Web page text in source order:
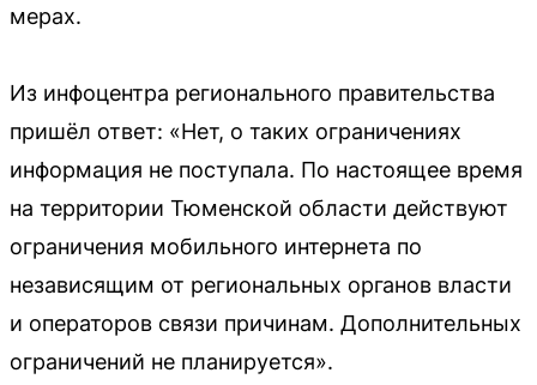
мерах.
Из инфоцентра регионального правительства
пришёл ответ: «Нет, о таких ограничениях
информация не поступала. По настоящее время
на территории Тюменской области действуют
ограничения мобильного интернета по
независящим от региональных органов власти
и операторов связи причинам. Дополнительных
ограничений не планируется».